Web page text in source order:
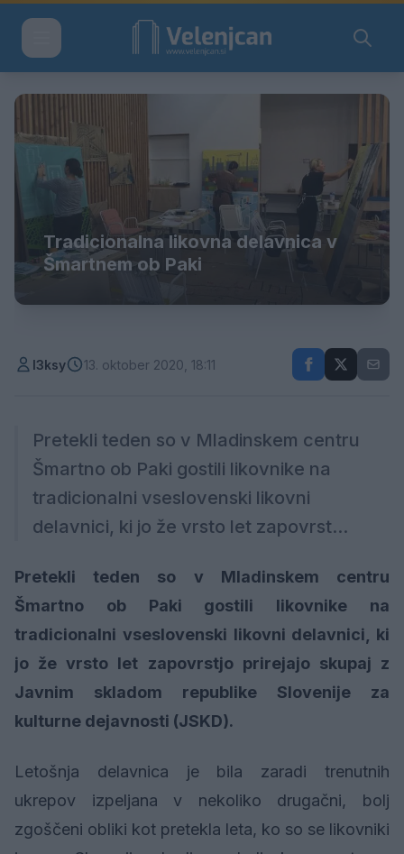
Tradicionalna likovna delavnica v
Šmartnem ob Paki
l3ksy 13. oktober 2020, 18:11
Pretekli teden so v Mladinskem centru
Šmartno ob Paki gostili likovnike na
tradicionalni vseslovenski likovni
delavnici, ki jo že vrsto let zapovrst...
Pretekli teden so v Mladinskem centru
Šmartno ob Paki gostili likovnike na
tradicionalni vseslovenski likovni delavnici, ki
jo že vrsto let zapovrstjo prirejajo skupaj z
Javnim skladom republike Slovenije za
kulturne dejavnosti (JSKD).
Letošnja delavnica je bila zaradi trenutnih
ukrepov izpeljana v nekoliko drugačni, bolj
zgoščeni obliki kot pretekla leta, ko so se likovniki